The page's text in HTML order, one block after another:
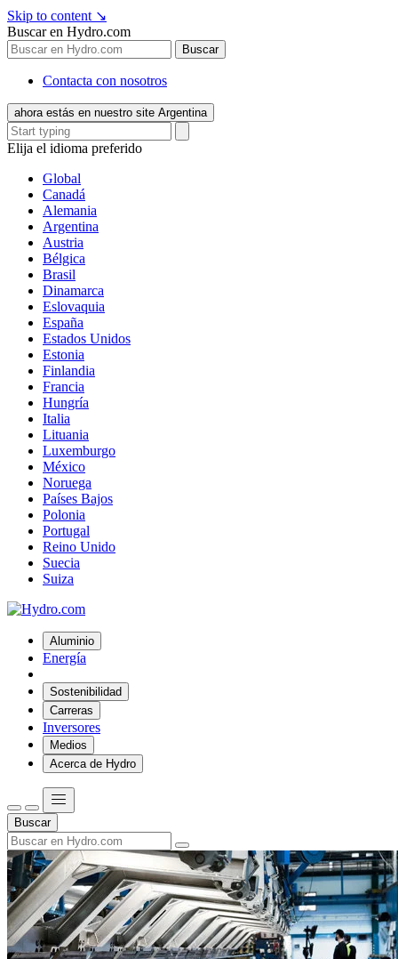
Skip to content ↘
Buscar en Hydro.com
Buscar
Contacta con nosotros
ahora estás en nuestro site Argentina
Elija el idioma preferido
Global
Canadá
Alemania
Argentina
Austria
Bélgica
Brasil
Dinamarca
Eslovaquia
España
Estados Unidos
Estonia
Finlandia
Francia
Hungría
Italia
Lituania
Luxemburgo
México
Noruega
Países Bajos
Polonia
Portugal
Reino Unido
Suecia
Suiza
Aluminio
Energía
Sostenibilidad
Carreras
Inversores
Medios
Acerca de Hydro
Buscar